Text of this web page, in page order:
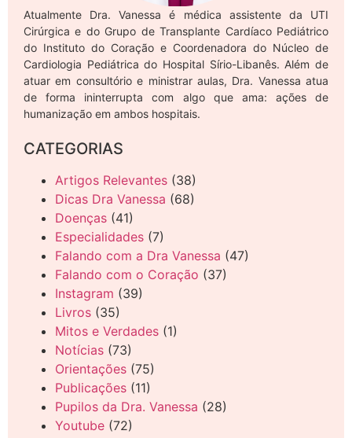
Atualmente Dra. Vanessa é médica assistente da UTI
Cirúrgica e do Grupo de Transplante Cardíaco Pediátrico
do Instituto do Coração e Coordenadora do Núcleo de
Cardiologia Pediátrica do Hospital Sírio-Libanês. Além de
atuar em consultório e ministrar aulas, Dra. Vanessa atua
de forma ininterrupta com algo que ama: ações de
humanização em ambos hospitais.
CATEGORIAS
Artigos Relevantes (38)
Dicas Dra Vanessa (68)
Doenças (41)
Especialidades (7)
Falando com a Dra Vanessa (47)
Falando com o Coração (37)
Instagram (39)
Livros (35)
Mitos e Verdades (1)
Notícias (73)
Orientações (75)
Publicações (11)
Pupilos da Dra. Vanessa (28)
Youtube (72)